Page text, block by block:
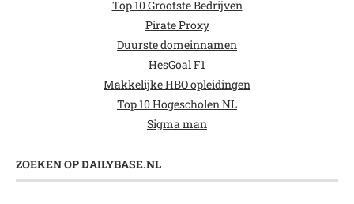
Top 10 Grootste Bedrijven
Pirate Proxy
Duurste domeinnamen
HesGoal F1
Makkelijke HBO opleidingen
Top 10 Hogescholen NL
Sigma man
ZOEKEN OP DAILYBASE.NL